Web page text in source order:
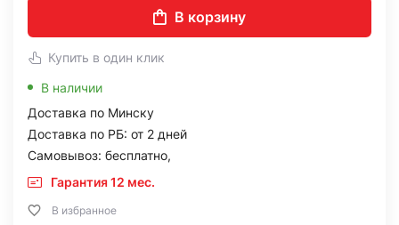
В корзину
Купить в один клик
В наличии
Доставка по Минску
Доставка по РБ: от 2 дней
Самовывоз: бесплатно,
Гарантия 12 мес.
В избранное